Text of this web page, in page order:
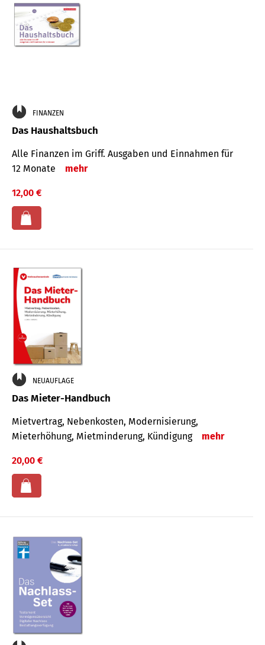
FINANZEN
Das Haushaltsbuch
Alle Finanzen im Griff. Aus­gaben und Ein­nahmen für
12 Monate
mehr
12,00 €
NEUAUFLAGE
Das Mieter-Handbuch
Mietvertrag, Nebenkosten, Modernisierung,
Mieterhöhung, Mietminderung, Kündigung
mehr
20,00 €